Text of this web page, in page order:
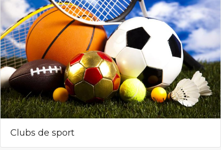
Clubs de sport